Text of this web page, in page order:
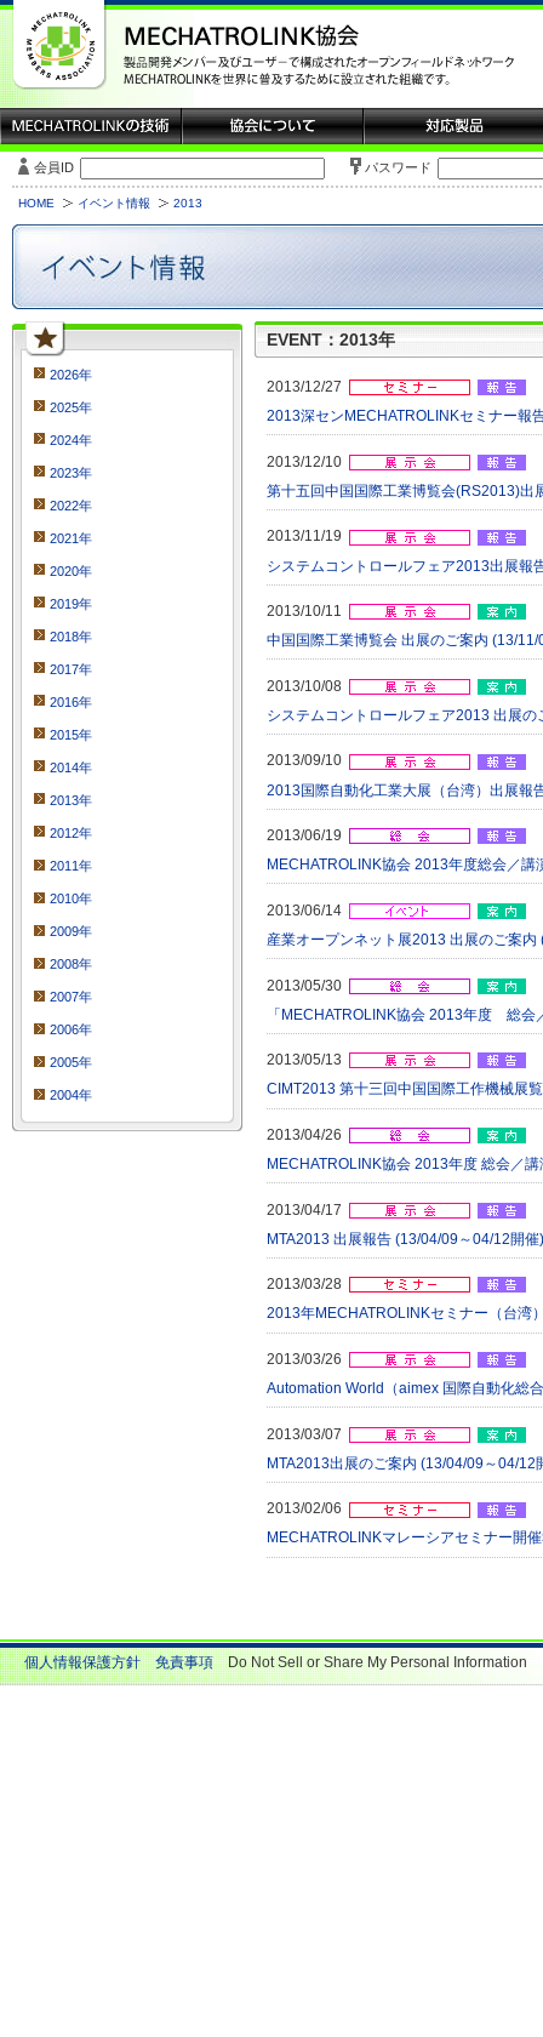
会員ID パスワード
HOME イベント情報 2013
2026年
2025年
2024年
2023年
2022年
2021年
2020年
2019年
2018年
2017年
2016年
2015年
2014年
2013年
2012年
2011年
2010年
2009年
2008年
2007年
2006年
2005年
2004年
EVENT：2013年
2013/12/27
2013深センMECHATROLINKセミナー報
2013/12/10
第十五回中国国際工業博覧会(RS2013)出
2013/11/19
システムコントロールフェア2013出展報
2013/10/11
中国国際工業博覧会 出展のご案内 (13/
2013/10/08
システムコントロールフェア2013 出展
2013/09/10
2013国際自動化工業大展（台湾）出展報
2013/06/19
MECHATROLINK協会 2013年度総会／
2013/06/14
産業オープンネット展2013 出展のご案
2013/05/30
「MECHATROLINK協会 2013年度 総会
2013/05/13
CIMT2013 第十三回中国国際工作機械展
2013/04/26
MECHATROLINK協会 2013年度 総会／
2013/04/17
MTA2013 出展報告 (13/04/09～04/12開催)
2013/03/28
2013年MECHATROLINKセミナー（台湾
2013/03/26
Automation World（aimex 国際自動化総
2013/03/07
MTA2013出展のご案内 (13/04/09～04/12
2013/02/06
MECHATROLINKマレーシアセミナー開
個人情報保護方針 免責事項 Do Not Sell or Share My Personal Information